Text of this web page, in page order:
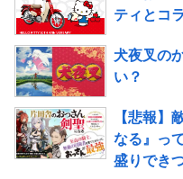
ティとコ
犬夜叉の
い？
【悲報】
なる』っ
盛りでき